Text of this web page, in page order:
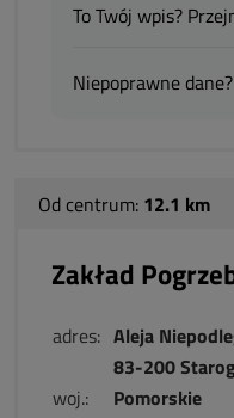
To Twój wpis?
Niepoprawne dane?
Od centrum: 12.1 km
Zakład
adres: Aleja
83-200
woj.:
Pomorskie